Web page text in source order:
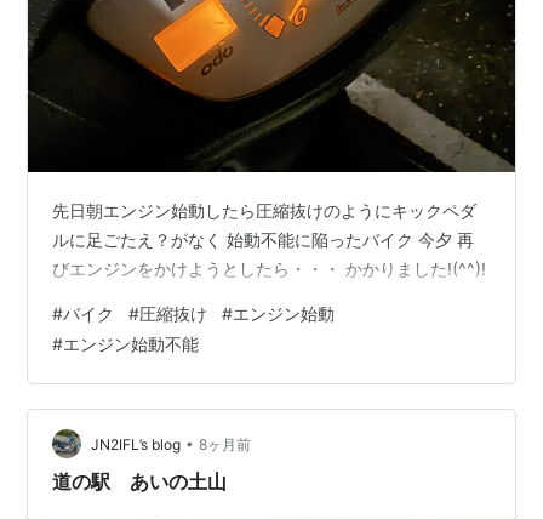
先日朝エンジン始動したら圧縮抜けのようにキックペダ
ルに足ごたえ？がなく 始動不能に陥ったバイク 今夕 再
びエンジンをかけようとしたら・・・ かかりました!(^^)!
#バイク #圧縮抜け #エンジン始動
#エンジン始動不能
JN2IFL’s blog • 8ヶ月前
道の駅 あいの土山